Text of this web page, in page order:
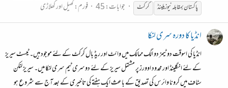
پاکستان بمقابلہ نیوزیلینڈ
کرکٹ جوابات: 45 فورم:کھیل اور کھلاڑی
انڈیا کا دورہ سری لنکا
انڈیا کی اسوقت دو ٹیمز دو الگ ممالک میں وائٹ اور ریڈ بال کرکٹ کے لئے موجود ہیں۔ ٹیسٹ سیریز
کے لئے انگلینڈ اور محدود اوورز پر مشتمل سیریز کے لئے دوسری ٹیم سری لنکا میں۔ سیریز لنکن
سٹاف میں کرونا وائرس کی تصدیق کے باعث ایک ہفتے کی تاخیری کے بعد آج سے شروع ہو